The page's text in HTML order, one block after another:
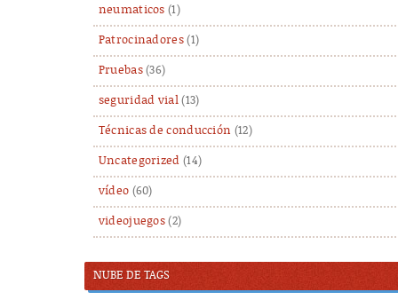
neumaticos (1)
Patrocinadores(1)
Pruebas(36)
seguridad vial(13)
Técnicas de conducción (12)
Uncategorized (14)
vídeo (60)
videojuegos (2)
NUBE DE TAGS